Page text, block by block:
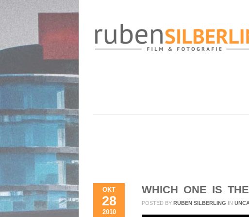
OKT
28
2010
WHICH ONE IS
POSTED BY RUBEN SILBERLING IN